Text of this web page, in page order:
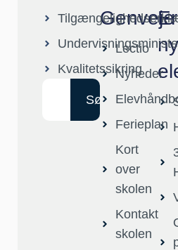
ny
Genveje
Lectio
Nyheder
Ferieplan
Kort
over
skolen
Kontakt
skolen
Kvalitetssikring
Søg